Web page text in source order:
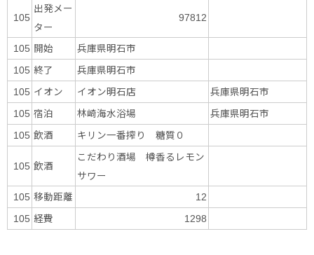
105
出発メー
ター
97812
105 開始 兵庫県明石市
105 終了 兵庫県明石市
105 イオン イオン明石店 兵庫県明石市
105 宿泊 林崎海水浴場 兵庫県明石市
105 飲酒 キリン一番搾り 糖質０
105 飲酒
こだわり酒場 樽香るレモン
サワー
105 移動距離 12
105 経費 1298